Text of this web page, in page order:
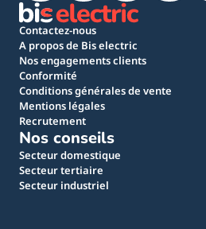
Contactez-nous
A propos de Bis electric
Nos engagements clients
Conformité
Conditions générales de vente
Mentions légales
Recrutement
Nos conseils
Secteur domestique
Secteur tertiaire
Secteur industriel